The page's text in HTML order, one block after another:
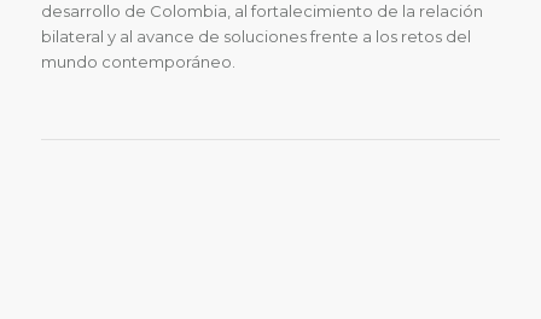
desarrollo de Colombia, al fortalecimiento de la relación
bilateral y al avance de soluciones frente a los retos del
mundo contemporáneo.